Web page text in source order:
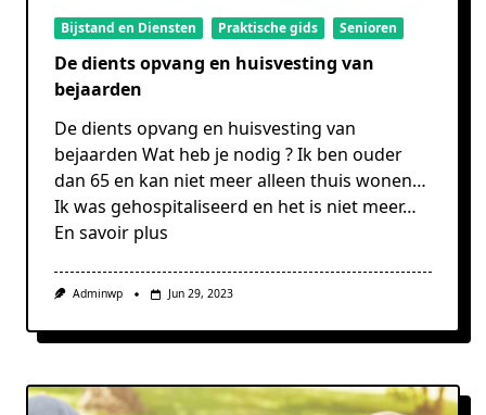
Bijstand en Diensten Praktische gids Senioren
De dients opvang en huisvesting van
bejaarden
De dients opvang en huisvesting van
bejaarden Wat heb je nodig ? Ik ben ouder
dan 65 en kan niet meer alleen thuis wonen…
Ik was gehospitaliseerd en het is niet meer…
En savoir plus
Adminwp Jun 29, 2023